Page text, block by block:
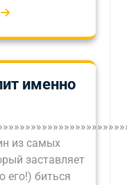
именно
из самых
заставляет
его!) биться